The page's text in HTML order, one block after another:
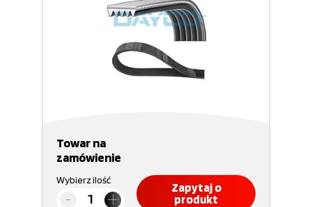
Towar na
zamówienie
Wybierz ilość
Zapytaj o
produkt